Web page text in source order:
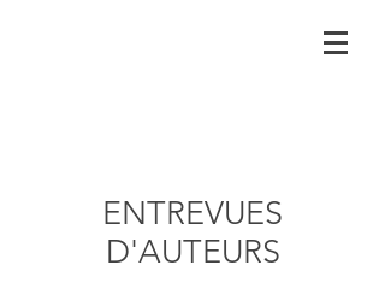
ENTREVUES
D'AUTEURS